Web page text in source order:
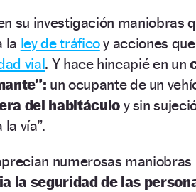
su investigación maniobras
la ley de tráficoy acciones
vial. Y hace hincapié en un
un ocupante de un
del habitáculo y sin
vía”.
numerosas maniobras
la seguridad de las